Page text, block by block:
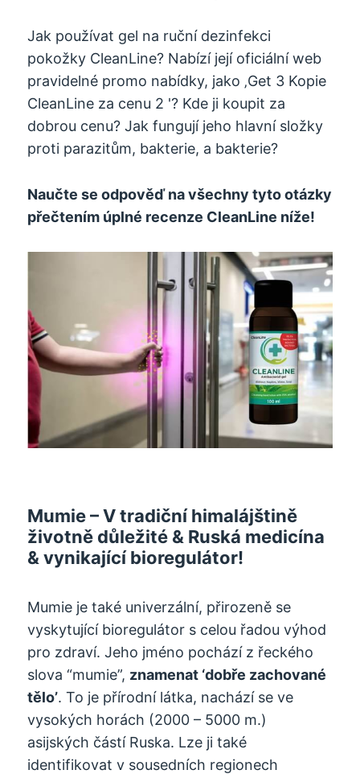
Jak používat gel na ruční dezinfekci
pokožky CleanLine? Nabízí její oficiální web
pravidelné promo nabídky, jako ‚Get 3 Kopie
CleanLine za cenu 2 '? Kde ji koupit za
dobrou cenu? Jak fungují jeho hlavní složky
proti parazitům, bakterie, a bakterie?
Naučte se odpověď na všechny tyto otázky
přečtením úplné recenze CleanLine níže!
Mumie – V tradiční himalájštině
životně důležité & Ruská medicína
& vynikající bioregulátor!
Mumie je také univerzální, přirozeně se
vyskytující bioregulátor s celou řadou výhod
pro zdraví. Jeho jméno pochází z řeckého
slova “mumie”, znamenat ‘dobře zachované
tělo’. To je přírodní látka, nachází se ve
vysokých horách (2000 – 5000 m.)
asijských částí Ruska. Lze ji také
identifikovat v sousedních regionech